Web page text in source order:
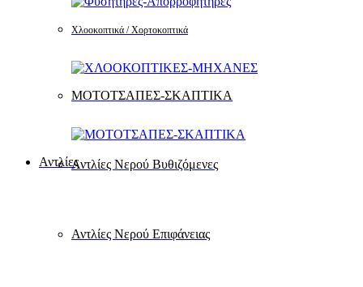
Χλοοκοπτικά / Χορτοκοπτικά
ΜΟΤΟΤΣΑΠΕΣ-ΣΚΑΠΤΙΚΑ
ΑντλίεςΑντλίες Νερού Βυθιζόμενες
Αντλίες Νερού Επιφάνειας